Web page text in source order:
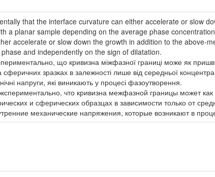
that the interface curvature can either accelerate or slow
a planar sample depending on the average phase
accelerate or slow down the growth in addition to the above-
and independently on the sign of dilatation.
що кривизна міжфазної границі може як
зразках в залежності лише від середньої
напруги, які виникають у процесі фазоутворення.
что кривизна межфазной границы может как
и сферических образцах в зависимости только от
механические напряжения, которые возникают в